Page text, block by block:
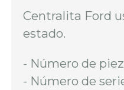
Centralita Ford
estado.
- Número de
- Número de